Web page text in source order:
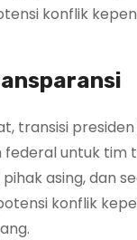
konflik
transisi
untuk
asing,
konflik